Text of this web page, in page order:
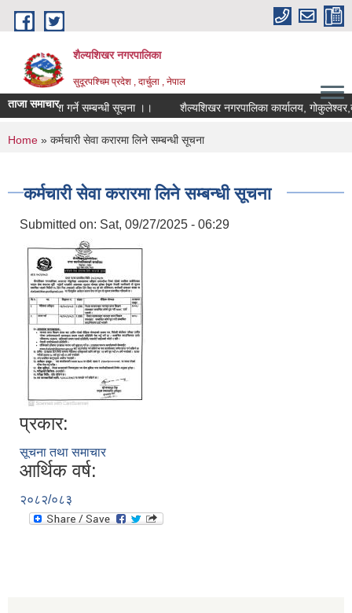
Skip to main content
शैल्यशिखर नगरपालिका
सुदूरपश्चिम प्रदेश , दार्चुला , नेपाल
ताजा समाचार
आवेदन पेश गर्ने सम्बन्धी सूचना ।। शैल्यशिखर नगरपालिका कार्यालय,
You are here
Home » कर्मचारी सेवा करारमा लिने सम्बन्धी सूचना
कर्मचारी सेवा करारमा लिने सम्बन्धी सूचना
Submitted on: Sat, 09/27/2025 - 06:29
प्रकार:
सूचना तथा समाचार
आर्थिक वर्ष:
२०८२/०८३